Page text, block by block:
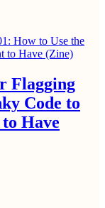
Flagging
Code to
Have